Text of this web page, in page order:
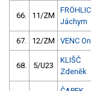
66. 11/ZM
Jáchym
67. 12/ZM VENC
68. 5/U23
KLIŠČ
Zdeněk